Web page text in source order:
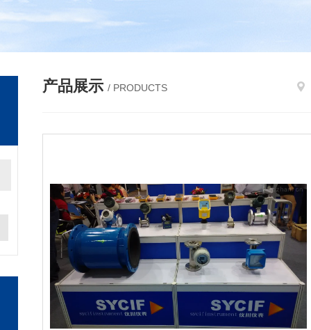
产品展示 / PRODUCTS